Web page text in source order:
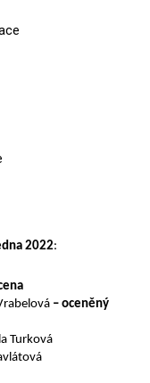
2022:
– oceněný
Turková